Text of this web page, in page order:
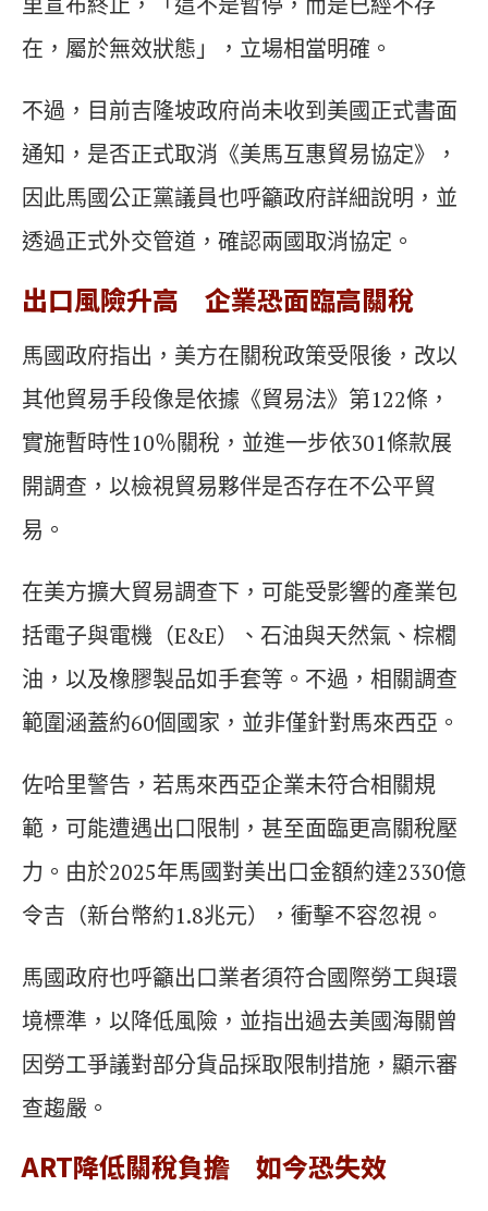
在，屬於無效狀態」，立場相當明確。
不過，目前吉隆坡政府尚未收到美國正式書面
通知，是否正式取消《美馬互惠貿易協定》，
因此馬國公正黨議員也呼籲政府詳細說明，並
透過正式外交管道，確認兩國取消協定。
出口風險升高 企業恐面臨高關稅
馬國政府指出，美方在關稅政策受限後，改以
其他貿易手段像是依據《貿易法》第122條，
實施暫時性10％關稅，並進一步依301條款展
開調查，以檢視貿易夥伴是否存在不公平貿
易。
在美方擴大貿易調查下，可能受影響的產業包
括電子與電機（E&E）、石油與天然氣、棕櫚
油，以及橡膠製品如手套等。不過，相關調查
範圍涵蓋約60個國家，並非僅針對馬來西亞。
佐哈里警告，若馬來西亞企業未符合相關規
範，可能遭遇出口限制，甚至面臨更高關稅壓
力。由於2025年馬國對美出口金額約達2330億
令吉（新台幣約1.8兆元），衝擊不容忽視。
馬國政府也呼籲出口業者須符合國際勞工與環
境標準，以降低風險，並指出過去美國海關曾
因勞工爭議對部分貨品採取限制措施，顯示審
查趨嚴。
ART降低關稅負擔 如今恐失效